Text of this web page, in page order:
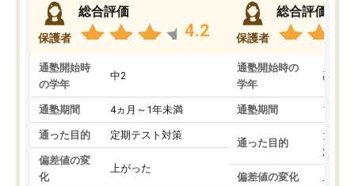
保護者
総合評価
4.2
通塾開始時
の学年
中2
通塾期間 4ヵ月～1年未満
通った目的 定期テスト対策
偏差値の変
化
上がった
保護者
総合評価
通塾開始時の
学年
高3
通塾期間 1～3
通った目的
大学
対策
偏差値の変化